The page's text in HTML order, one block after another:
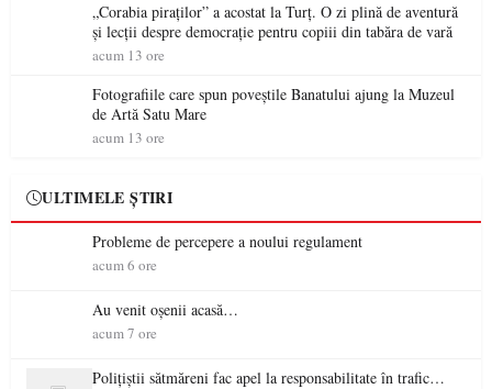
„Corabia piraților” a acostat la Turț. O zi plină de aventură
și lecții despre democrație pentru copiii din tabăra de vară
acum 13 ore
Fotografiile care spun poveștile Banatului ajung la Muzeul
de Artă Satu Mare
acum 13 ore
ULTIMELE ȘTIRI
Probleme de percepere a noului regulament
acum 6 ore
Au venit oșenii acasă…
acum 7 ore
Polițiștii sătmăreni fac apel la responsabilitate în trafic…